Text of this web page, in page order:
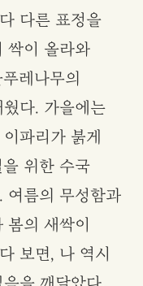
다른 표정을
싹이 올라와
레나무의
다. 가을에는
파리가 붉게
위한 수국
여름의 무성함과
봄의 새싹이
보면, 나 역시